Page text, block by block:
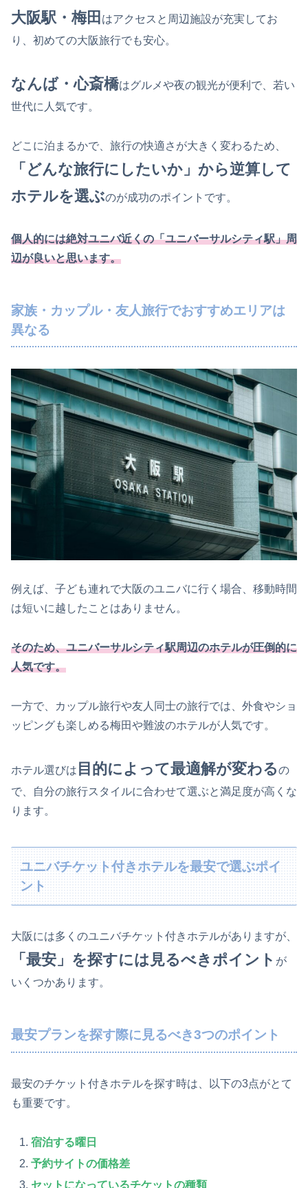
大阪駅・梅田 はアクセスと周辺施設が充実してお
り、初めての大阪旅行でも安心。
なんば・心斎橋はグルメや夜の観光が便利で、若い
世代に人気です。
どこに泊まるかで、旅行の快適さが大きく変わるため、
「どんな旅行にしたいか」から逆算して
ホテルを選ぶのが成功のポイントです。
個人的には絶対ユニバ近くの「ユニバーサルシティ駅」周
辺が良いと思います。
家族・カップル・友人旅行でおすすめエリアは
異なる
例えば、子ども連れで大阪のユニバに行く場合、移動時間
は短いに越したことはありません。
そのため、ユニバーサルシティ駅周辺のホテルが圧倒的に
人気です。
一方で、カップル旅行や友人同士の旅行では、外食やショ
ッピングも楽しめる梅田や難波のホテルが人気です。
ホテル選びは 目的によって最適解が変わるの
で、自分の旅行スタイルに合わせて選ぶと満足度が高くな
ります。
ユニバチケット付きホテルを最安で選ぶポイ
ント
大阪には多くのユニバチケット付きホテルがありますが、
「最安」を探すには見るべきポイント が
いくつかあります。
最安プランを探す際に見るべき3つのポイント
最安のチケット付きホテルを探す時は、以下の3点がとて
も重要です。
宿泊する曜日
予約サイトの価格差
セットになっているチケットの種類